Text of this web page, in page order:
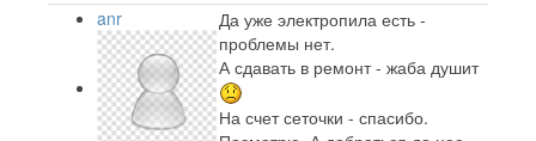
anr
Да уже электропила есть -
проблемы нет.
А сдавать в ремонт - жаба душит
На счет сеточки - спасибо.